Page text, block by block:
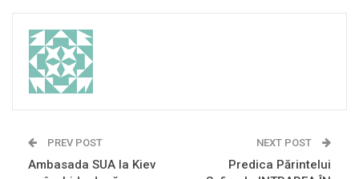
PREV POST
Ambasada SUA la Kiev
NEXT POST
Predica Părintelui